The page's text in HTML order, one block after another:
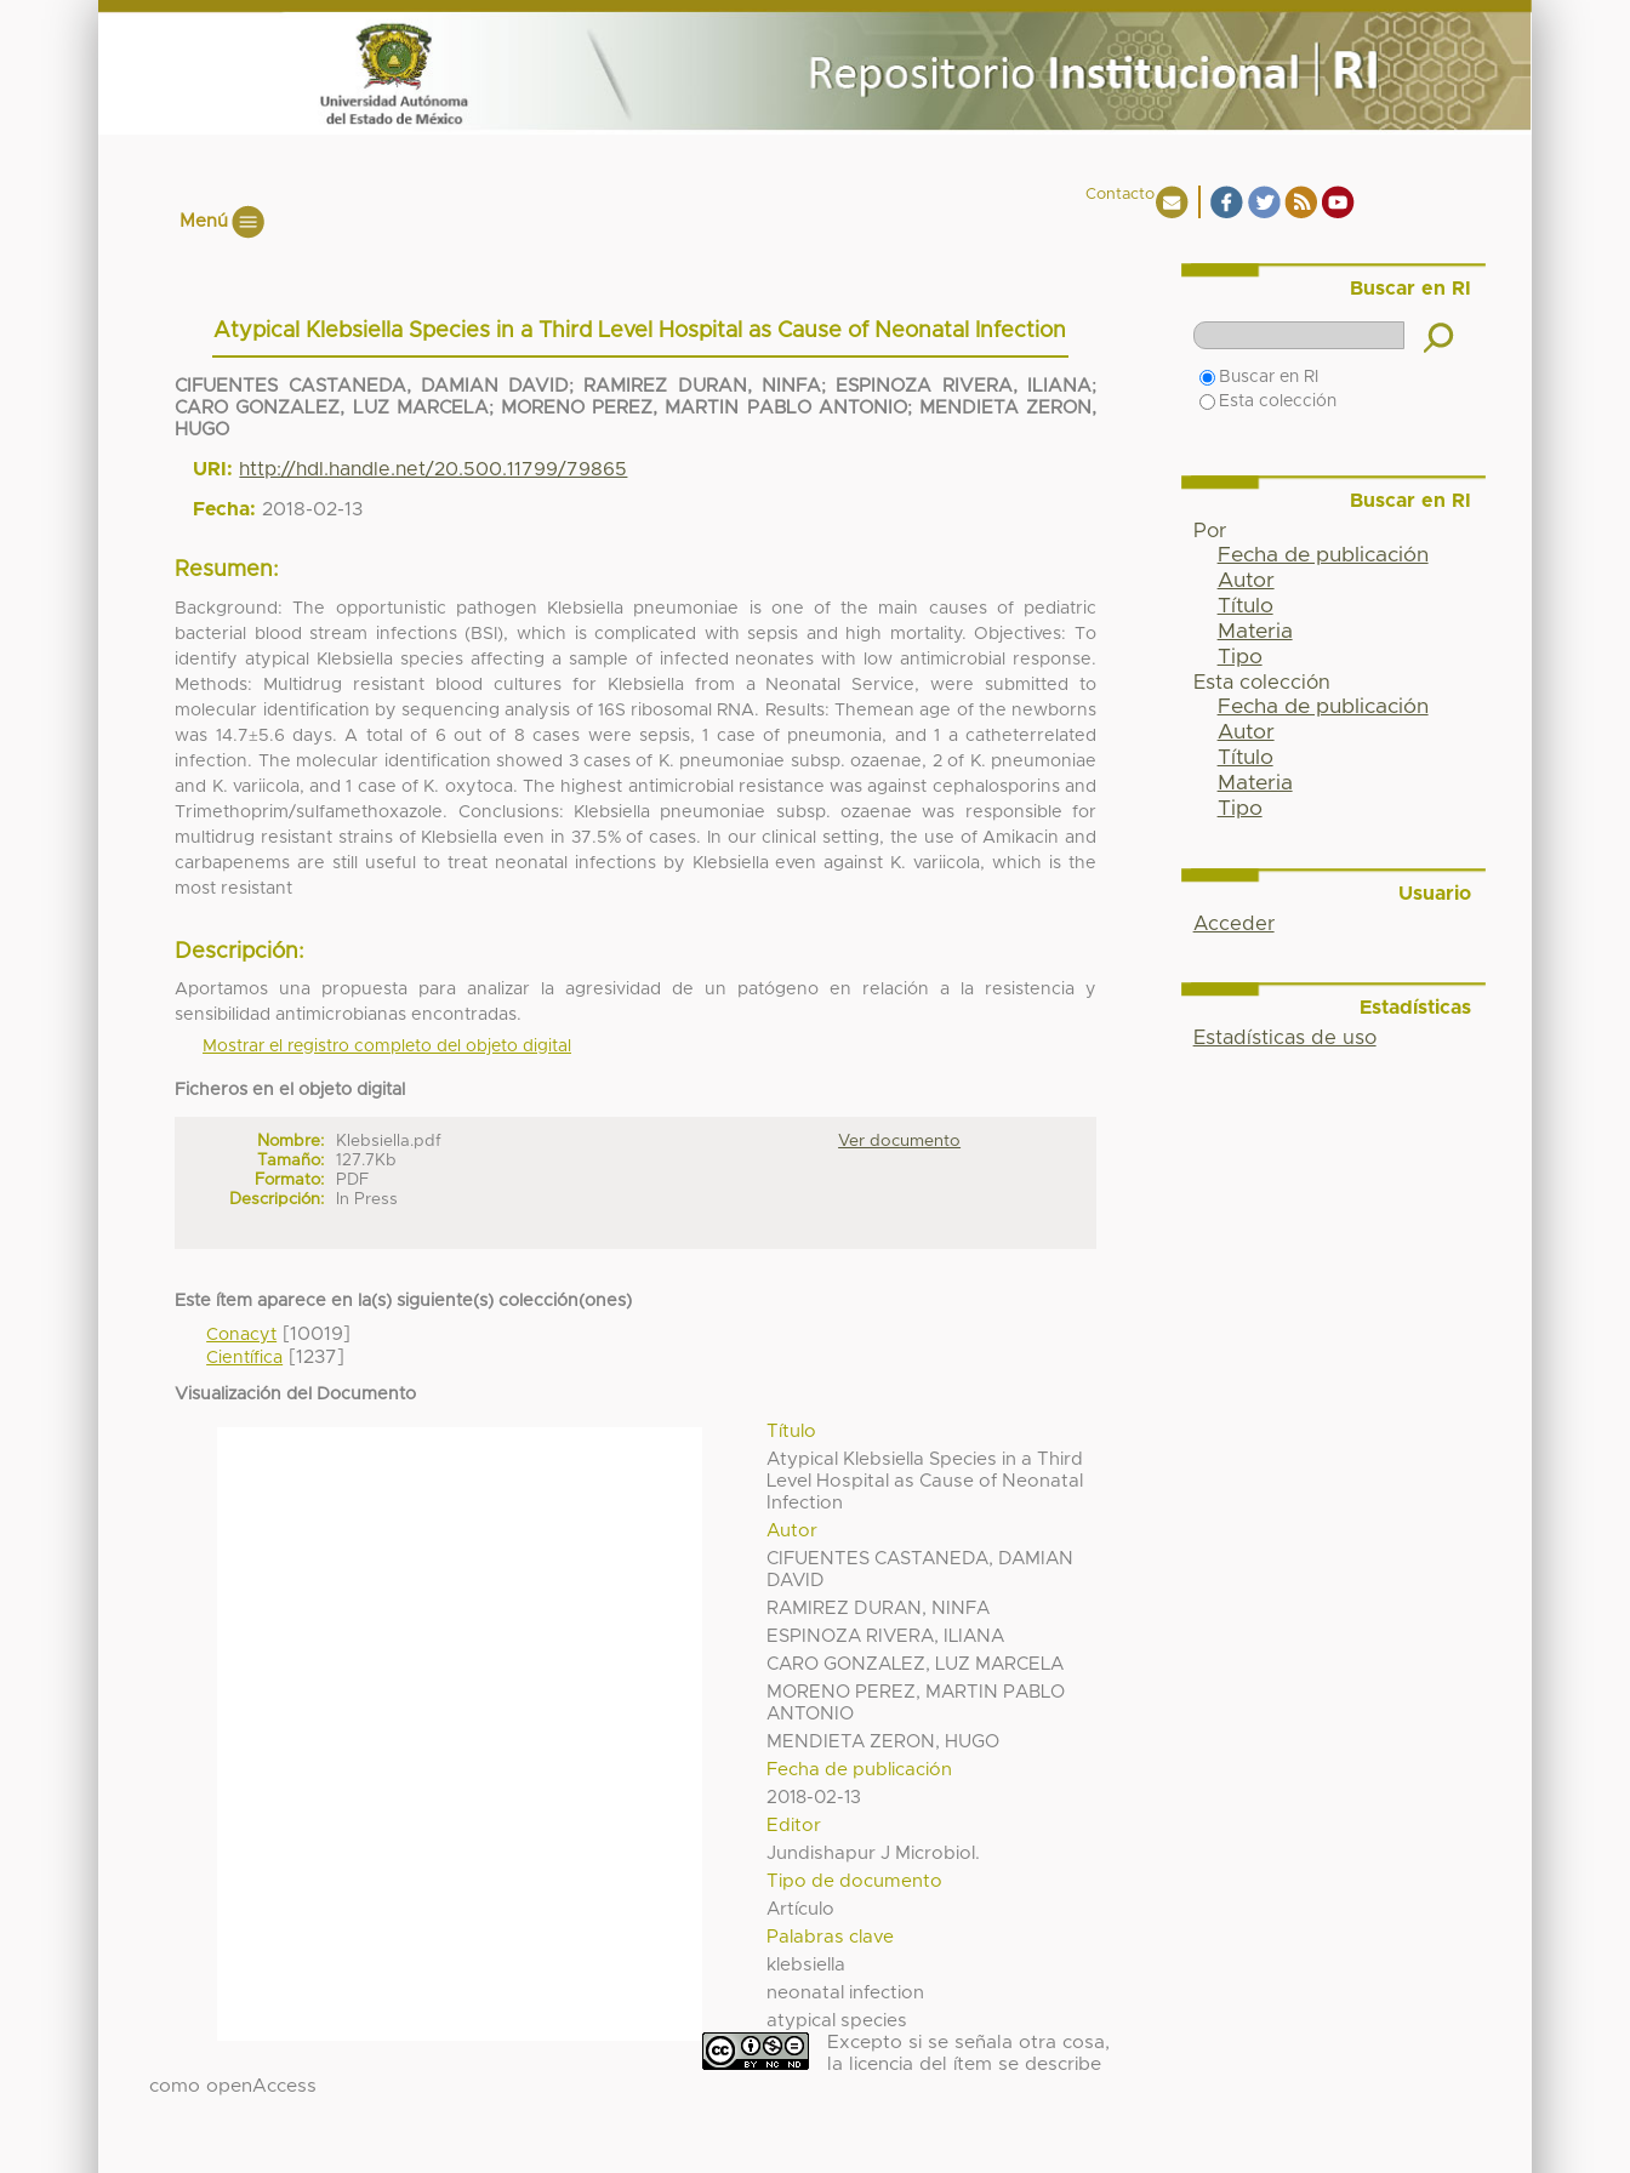
Contacto
Menú
Atypical Klebsiella Species in a Third Level Hospital as Cause of Neonatal Infection
CIFUENTES CASTANEDA, DAMIAN DAVID; RAMIREZ DURAN, NINFA; ESPINOZA RIVERA, ILIANA;
CARO GONZALEZ, LUZ MARCELA; MORENO PEREZ, MARTIN PABLO ANTONIO;
MENDIETA ZERON,
HUGO
URI: http://hdl.handle.net/20.500.11799/79865
Fecha: 2018-02-13
Resumen:
Background: The opportunistic pathogen Klebsiella pneumoniae is one of the main causes of pediatric
bacterial blood stream infections (BSI), which is complicated with sepsis and high mortality. Objectives: To
identify atypical Klebsiella species affecting a sample of infected neonates with low antimicrobial response.
Methods: Multidrug resistant blood cultures for Klebsiella from a Neonatal Service, were submitted to
molecular identification by sequencing analysis of 16S ribosomal RNA. Results: Themean age of the newborns
was 14.7±5.6 days. A total of 6 out of 8 cases were sepsis, 1 case of pneumonia, and 1 a catheterrelated
infection. The molecular identification showed 3 cases of K. pneumoniae subsp. ozaenae, 2 of K. pneumoniae
and K. variicola, and 1 case of K. oxytoca. The highest antimicrobial resistance was against cephalosporins and
Trimethoprim/sulfamethoxazole. Conclusions: Klebsiella pneumoniae subsp. ozaenae was responsible for
multidrug resistant strains of Klebsiella even in 37.5% of cases. In our clinical setting, the use of Amikacin and
carbapenems are still useful to treat neonatal infections by Klebsiella even against K. variicola, which is the
most resistant
Descripción:
Aportamos una propuesta para analizar la agresividad de un patógeno en relación a la resistencia y
sensibilidad antimicrobianas encontradas.
Mostrar el registro completo del objeto digital
Ficheros en el objeto digital
Nombre:
Klebsiella.pdf
Tamaño:
127.7Kb
Formato:
PDF
Descripción:
In Press
Ver documento
Este ítem aparece en la(s) siguiente(s) colección(ones)
Conacyt [10019]
Científica [1237]
Visualización del Documento
Título
Atypical Klebsiella Species in a Third
Level Hospital as Cause of Neonatal
Infection
Autor
CIFUENTES CASTANEDA, DAMIAN
DAVID
RAMIREZ DURAN, NINFA
ESPINOZA RIVERA, ILIANA
CARO GONZALEZ, LUZ MARCELA
MORENO PEREZ, MARTIN PABLO
ANTONIO
MENDIETA ZERON, HUGO
Fecha de publicación
2018-02-13
Editor
Jundishapur J Microbiol.
Tipo de documento
Artículo
Palabras clave
klebsiella
neonatal infection
atypical species
Excepto si se señala otra cosa,
la licencia del ítem se describe
como openAccess
Buscar en RI
Buscar en RI
Esta colección
Buscar en RI
Por
Fecha de publicación
Autor
Título
Materia
Tipo
Esta colección
Fecha de publicación
Autor
Título
Materia
Tipo
Usuario
Acceder
Estadísticas
Estadísticas de uso